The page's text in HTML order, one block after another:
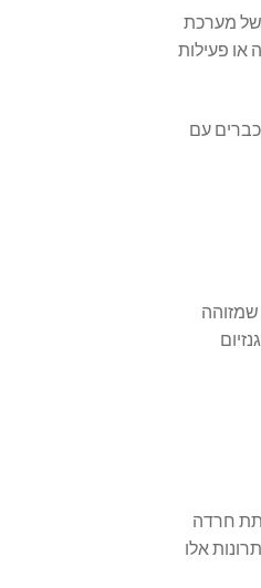
של מערכת
או פעילות
עם
שמזוהה
חרדה
אלו